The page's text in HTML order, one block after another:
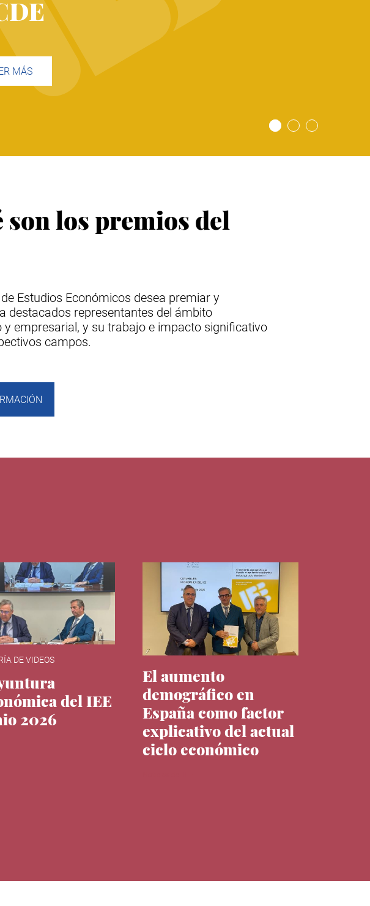
MÁS
son los premios del
Estudios Económicos desea premiar y
destacados representantes del ámbito
y empresarial, y su trabajo e impacto significativo
campos.
DE VIDEOS
del IEE
2026
El aumento
demográfico en
España como factor
explicativo del actual
ciclo económico